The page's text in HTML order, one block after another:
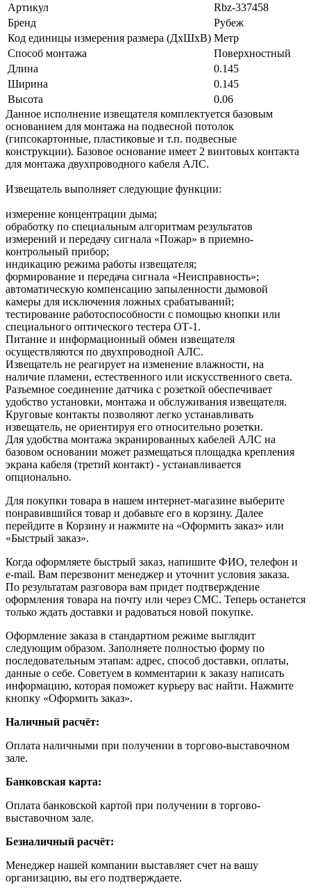
Артикул
Rbz-337458
Бренд
Рубеж
Код единицы измерения размера (ДхШхВ) Метр
Способ монтажа
Поверхностный
Длина
0.145
Ширина
0.145
Высота
0.06
Данное исполнение извещателя комплектуется базовым
основанием для монтажа на подвесной потолок
(гипсокартонные, пластиковые и т.п. подвесные
конструкции). Базовое основание имеет 2 винтовых контакта
для монтажа двухпроводного кабеля АЛС.
Извещатель выполняет следующие функции:
измерение концентрации дыма;
обработку по специальным алгоритмам результатов
измерений и передачу сигнала «Пожар» в приемно-
контрольный прибор;
индикацию режима работы извещателя;
формирование и передача сигнала «Неисправность»;
автоматическую компенсацию запыленности дымовой
камеры для исключения ложных срабатываний;
тестирование работоспособности с помощью кнопки или
специального оптического тестера ОТ-1.
Питание и информационный обмен извещателя
осуществляются по двухпроводной АЛС.
Извещатель не реагирует на изменение влажности, на
наличие пламени, естественного или искусственного света.
Разъемное соединение датчика с розеткой обеспечивает
удобство установки, монтажа и обслуживания извещателя.
Круговые контакты позволяют легко устанавливать
извещатель, не ориентируя его относительно розетки.
Для удобства монтажа экранированных кабелей АЛС на
базовом основании может размещаться площадка крепления
экрана кабеля (третий контакт) - устанавливается
опционально.
Для покупки товара в нашем интернет-магазине выберите
понравившийся товар и добавьте его в корзину. Далее
перейдите в Корзину и нажмите на «Оформить заказ» или
«Быстрый заказ».
Когда оформляете быстрый заказ, напишите ФИО, телефон и
e-mail. Вам перезвонит менеджер и уточнит условия заказа.
По результатам разговора вам придет подтверждение
оформления товара на почту или через СМС. Теперь останется
только ждать доставки и радоваться новой покупке.
Оформление заказа в стандартном режиме выглядит
следующим образом. Заполняете полностью форму по
последовательным этапам: адрес, способ доставки, оплаты,
данные о себе. Советуем в комментарии к заказу написать
информацию, которая поможет курьеру вас найти. Нажмите
кнопку «Оформить заказ».
Наличный расчёт:
Оплата наличными при получении в торгово-выставочном
зале.
Банковская карта:
Оплата банковской картой при получении в торгово-
выставочном зале.
Безналичный расчёт:
Менеджер нашей компании выставляет счет на вашу
организацию, вы его подтверждаете.